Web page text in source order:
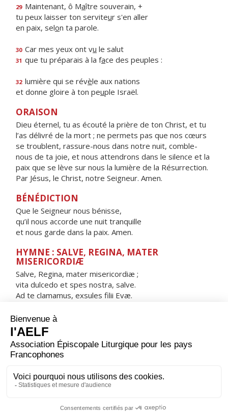
29 Maintenant, ô Maître souverain, +
tu peux laisser ton serviteur s'en aller
en paix, selon ta parole.
30 Car mes yeux ont vu le salut
31 que tu préparais à la face des peuples :
32 lumière qui se révèle aux nations
et donne gloire à ton peuple Israël.
ORAISON
Dieu éternel, tu as écouté la prière de ton Christ, et tu
l’as délivré de la mort ; ne permets pas que nos cœurs
se troublent, rassure-nous dans notre nuit, comble-
nous de ta joie, et nous attendrons dans le silence et la
paix que se lève sur nous la lumière de la Résurrection.
Par Jésus, le Christ, notre Seigneur. Amen.
BÉNÉDICTION
Que le Seigneur nous bénisse,
qu’il nous accorde une nuit tranquille
et nous garde dans la paix. Amen.
HYMNE : SALVE, REGINA, MATER
MISERICORDIÆ
Salve, Regina, mater misericordiæ ;
vita dulcedo et spes nostra, salve.
Ad te clamamus, exsules filii Evæ.
in hac lacrimarum valle.
Eia ergo, advocata nostra,
illos tuos misericordes oculos
ad nos converte.
nobis post hoc exsilium ostende.